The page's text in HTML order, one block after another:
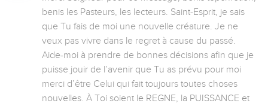
benis les Pasteurs, les lecteurs. Saint-Esprit, je sais
que Tu fais de moi une nouvelle créature. Je ne
veux pas vivre dans le regret à cause du passé.
Aide-moi à prendre de bonnes décisions afin que je
puisse jouir de l’avenir que Tu as prévu pour moi
merci d’être Celui qui fait toujours toutes choses
nouvelles. À Toi soient le REGNE, la PUISSANCE et